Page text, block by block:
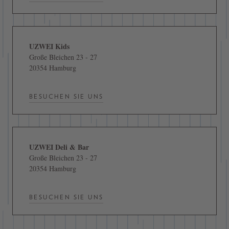
UZWEI Kids
Große Bleichen 23 - 27
20354 Hamburg
BESUCHEN SIE UNS
UZWEI Deli & Bar
Große Bleichen 23 - 27
20354 Hamburg
BESUCHEN SIE UNS